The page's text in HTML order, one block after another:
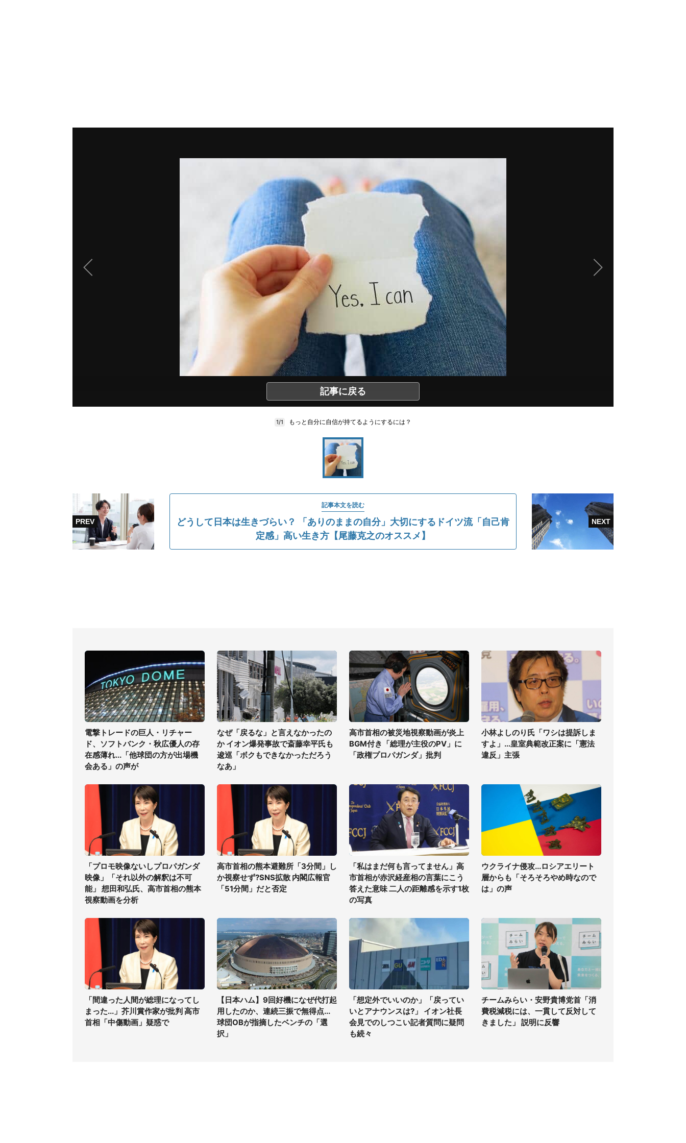
記事に戻る
1/1 もっと自分に自信が持てるようにするには？
記事本文を読む
どうして日本は生きづらい？ 「ありのままの自分」大切にするドイツ流「自己肯
定感」高い生き方【尾藤克之のオススメ】
電撃トレードの巨人・リチャー
ド、ソフトバンク・秋広優人の存
在感薄れ...「他球団の方が出場機
会ある」の声が
なぜ「戻るな」と言えなかったの
か イオン爆発事故で斎藤幸平氏も
逡巡「ボクもできなかっただろう
なあ」
高市首相の被災地視察動画が炎上
BGM付き「総理が主役のPV」に
「政権プロパガンダ」批判
小林よしのり氏「ワシは提訴しま
すよ」...皇室典範改正案に「憲法
違反」主張
「プロモ映像ないしプロパガンダ
映像」「それ以外の解釈は不可
能」 想田和弘氏、高市首相の熊本
視察動画を分析
高市首相の熊本避難所「3分間」し
か視察せず?SNS拡散 内閣広報官
「51分間」だと否定
「私はまだ何も言ってません」高
市首相が赤沢経産相の言葉にこう
答えた意味 二人の距離感を示す1枚
の写真
ウクライナ侵攻...ロシアエリート
層からも「そろそろやめ時なので
は」の声
「間違った人間が総理になってし
まった...」芥川賞作家が批判 高市
首相「中傷動画」疑惑で
【日本ハム】9回好機になぜ代打起
用したのか、連続三振で無得点...
球団OBが指摘したベンチの「選
択」
「想定外でいいのか」「戻ってい
いとアナウンスは?」 イオン社長
会見でのしつこい記者質問に疑問
も続々
チームみらい・安野貴博党首「消
費税減税には、一貫して反対して
きました」 説明に反響